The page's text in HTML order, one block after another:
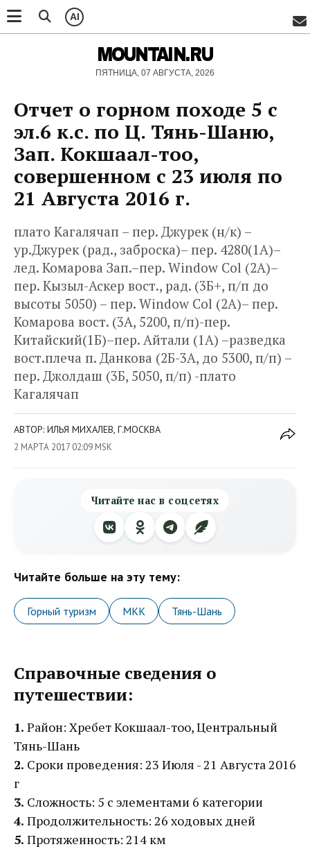
AI
MOUNTAIN.RU
ПЯТНИЦА, 07 АВГУСТА, 2026
Отчет о горном походе 5 с
эл.6 к.с. по Ц. Тянь-Шаню,
Зап. Кокшаал-тоо,
совершенном с 23 июля по
21 Августа 2016 г.
плато Кагалячап – пер. Джурек (н/к) –
ур.Джурек (рад., заброска)– пер. 4280(1А)–
лед. Комарова Зап.–пер. Window Col (2А)–
пер. Кызыл-Аскер вост., рад. (3Б+, п/п до
высоты 5050) – пер. Window Col (2A)– пер.
Комарова вост. (3А, 5200, п/п)-пер.
Китайский(1Б)–пер. Айтали (1А) –разведка
вост.плеча п. Данкова (2Б-3А, до 5300, п/п) –
пер. Джолдаш (3Б, 5050, п/п) -плато
Кагалячап
АВТОР: ИЛЬЯ МИХАЛЕВ, Г.МОСКВА
2 МАРТА 2017 02:09 MSK
Читайте нас в соцсетях
Читайте больше на эту тему:
Горный туризм МКК Тянь-Шань
Справочные сведения о
путешествии:
1. Район: Хребет Кокшаал-тоо, Центральный
Тянь-Шань
2. Сроки проведения: 23 Июля - 21 Августа 2016
г
3. Сложность: 5 с элементами 6 категории
4. Продолжительность: 26 ходовых дней
5. Протяженность: 214 км